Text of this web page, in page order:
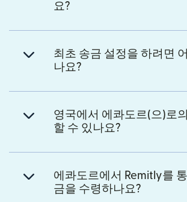
요?
최초 송금 설정을 하려면
나요?
영국에서 에콰도르(으)로
할 수 있나요?
에콰도르에서 Remitly를
금을 수령하나요?